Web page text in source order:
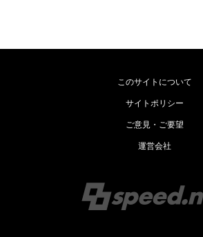
このサイトについて
サイトポリシー
ご意見・ご要望
運営会社